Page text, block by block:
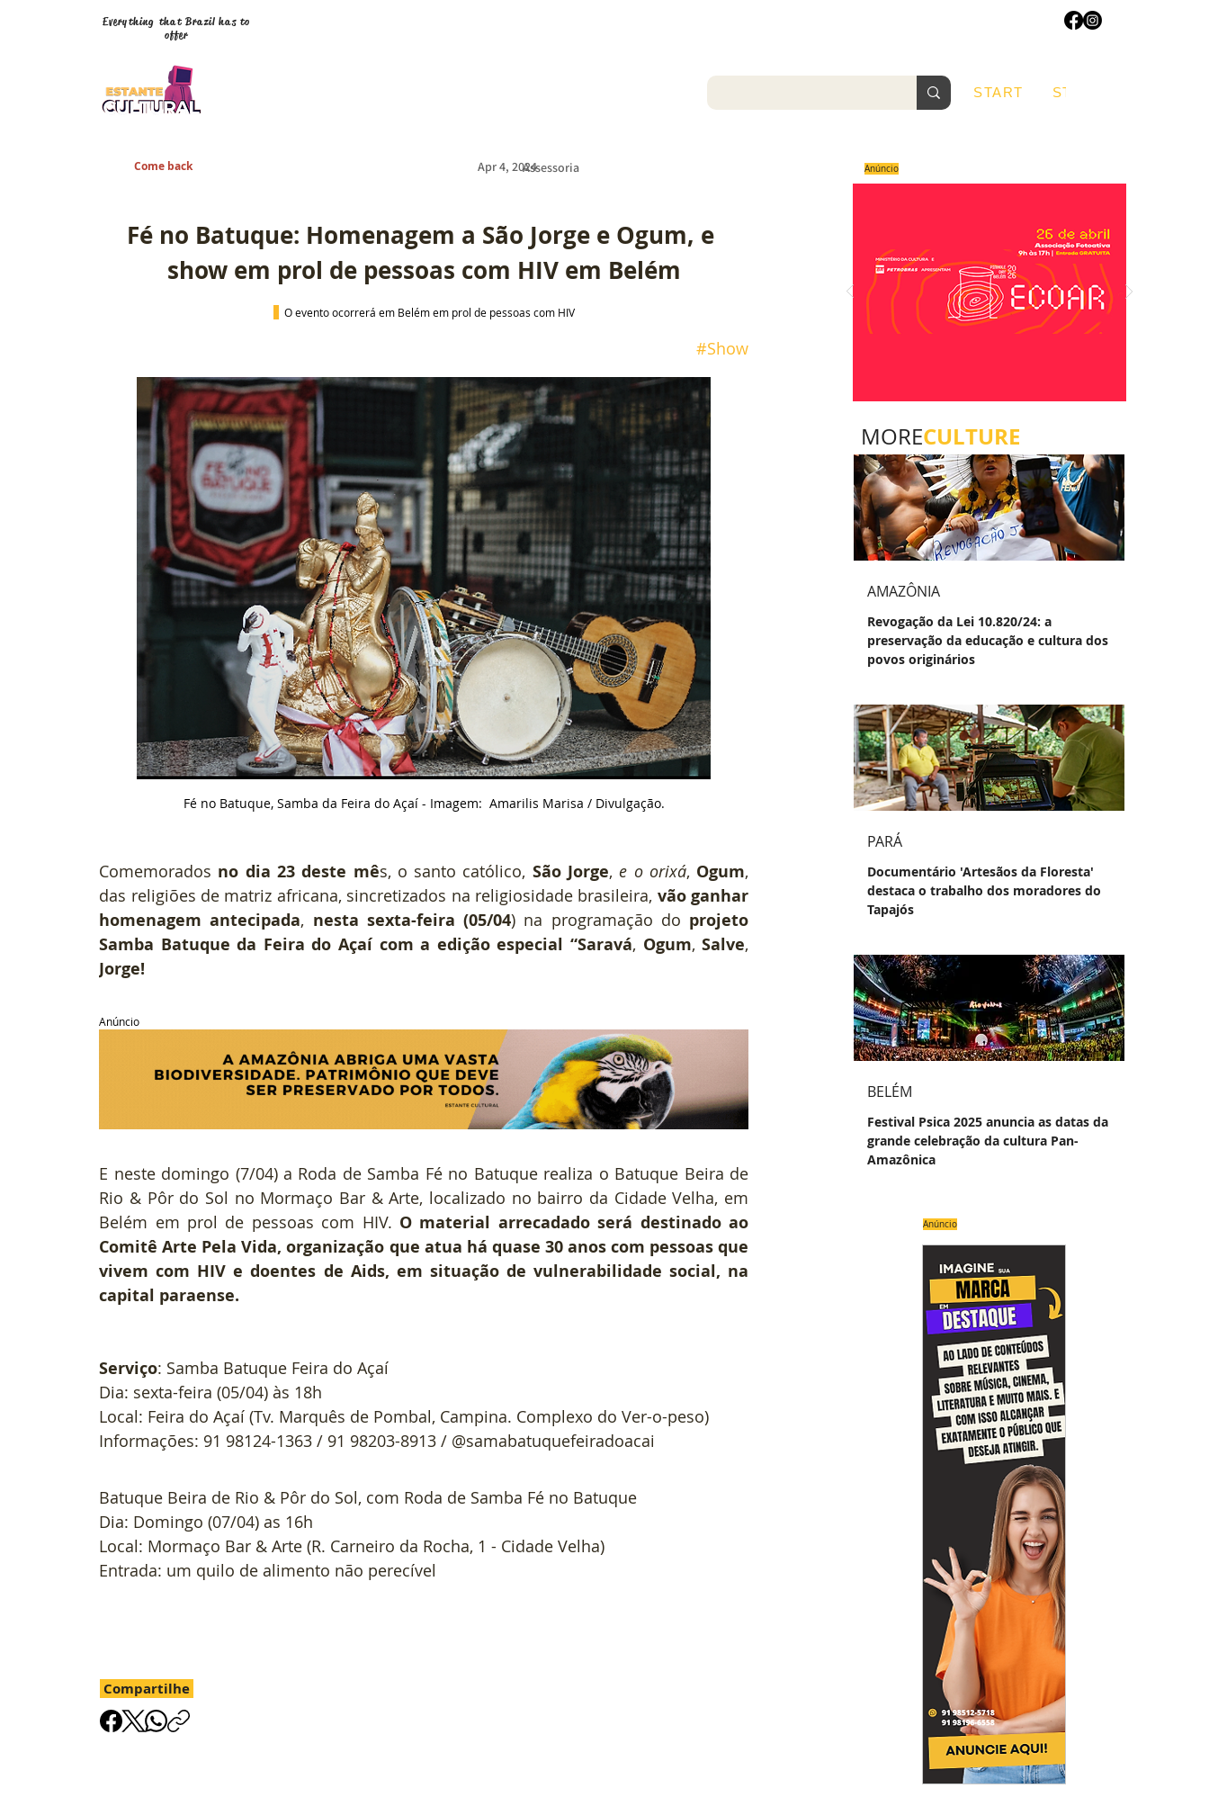
Everything that Brazil has to
offer
START START
Come back Apr 4, 2024Assessoria
Fé no Batuque: Homenagem a São Jorge e Ogum, e
show em prol de pessoas com HIV em Belém
O evento ocorrerá em Belém em prol de pessoas com HIV
#Show
Fé no Batuque, Samba da Feira do Açaí - Imagem:  Amarilis Marisa / Divulgação.
Comemorados no dia 23 deste mês, o santo católico, São Jorge, e o orixá, Ogum,
das religiões de matriz africana, sincretizados na religiosidade brasileira, vão ganhar
homenagem antecipada, nesta sexta-feira (05/04) na programação do projeto
Samba Batuque da Feira do Açaí com a edição especial “Saravá, Ogum, Salve
Jorge!
Anúncio
E neste domingo (7/04) a Roda de Samba Fé no Batuque realiza o Batuque Beira de
Rio & Pôr do Sol no Mormaço Bar & Arte, localizado no bairro da Cidade Velha, em
Belém em prol de pessoas com HIV. O material arrecadado será destinado ao
Comitê Arte Pela Vida, organização que atua há quase 30 anos com pessoas que
vivem com HIV e doentes de Aids, em situação de vulnerabilidade social, na
capital paraense.
Serviço: Samba Batuque Feira do Açaí
Dia: sexta-feira (05/04) às 18h
Local: Feira do Açaí (Tv. Marquês de Pombal, Campina. Complexo do Ver-o-peso)
Informações: 91 98124-1363 / 91 98203-8913 / @samabatuquefeiradoacai
Batuque Beira de Rio & Pôr do Sol, com Roda de Samba Fé no Batuque
Dia: Domingo (07/04) as 16h
Local: Mormaço Bar & Arte (R. Carneiro da Rocha, 1 - Cidade Velha)
Entrada: um quilo de alimento não perecível
Compartilhe
Anúncio
MORECULTURE
AMAZÔNIA
Revogação da Lei 10.820/24: a
preservação da educação e cultura dos
povos originários
PARÁ
Documentário 'Artesãos da Floresta'
destaca o trabalho dos moradores do
Tapajós
BELÉM
Festival Psica 2025 anuncia as datas da
grande celebração da cultura Pan-
Amazônica
Anúncio